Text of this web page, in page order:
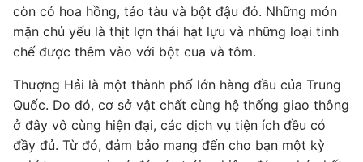
còn có hoa hồng, táo tàu và bột đậu đỏ. Những món
mặn chủ yếu là thịt lợn thái hạt lựu và những loại tinh
chế được thêm vào với bột cua và tôm.
Thượng Hải là một thành phố lớn hàng đầu của Trung
Quốc. Do đó, cơ sở vật chất cùng hệ thống giao thông
ở đây vô cùng hiện đại, các dịch vụ tiện ích đều có
đầy đủ. Từ đó, đảm bảo mang đến cho bạn một kỳ